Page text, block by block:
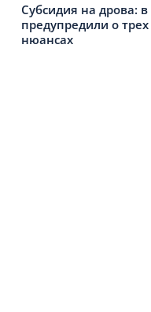
Субсидия на дрова:
предупредили о
нюансах